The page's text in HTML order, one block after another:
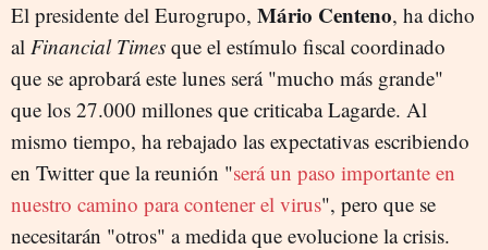
El presidente del Eurogrupo, Mário Centeno, ha dicho
al Financial Times que el estímulo fiscal coordinado
que se aprobará este lunes será "mucho más grande"
que los 27.000 millones que criticaba Lagarde. Al
mismo tiempo, ha rebajado las expectativas escribiendo
en Twitter que la reunión "será un paso importante en
nuestro camino para contener el virus", pero que se
necesitarán "otros" a medida que evolucione la crisis.